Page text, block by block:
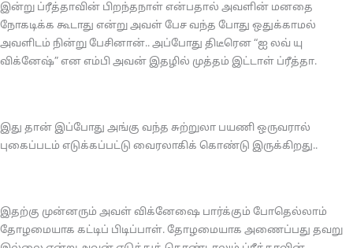
இன்று ப்ரீத்தாவின் பிறந்தநாள் என்பதால் அவளின் மனதை
நோகடிக்க கூடாது என்று அவள் பேச வந்த போது ஒதுக்காமல்
அவளிடம் நின்று பேசினான்.. அப்போது திடீரென “ஐ லவ் யு
விக்னேஷ்” என எம்பி அவன் இதழில் முத்தம் இட்டாள் ப்ரீத்தா.
இது தான் இப்போது அங்கு வந்த சுற்றுலா பயணி ஒருவரால்
புகைப்படம் எடுக்கப்பட்டு வைரலாகிக் கொண்டு இருக்கிறது..
இதற்கு முன்னரும் அவள் விக்னேஷை பார்க்கும் போதெல்லாம்
தோழமையாக கட்டிப் பிடிப்பாள். தோழமையாக அணைப்பது தவறு